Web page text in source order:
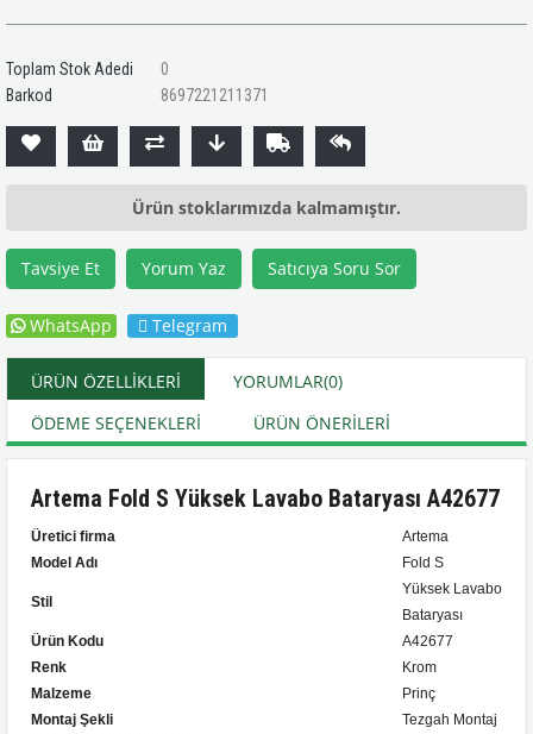
Toplam Stok Adedi
0
Barkod
8697221211371
Ürün stoklarımızda kalmamıştır.
Tavsiye Et Yorum Yaz Satıcıya Soru Sor
WhatsApp Telegram
ÜRÜN ÖZELLIKLERI YORUMLAR(0)
ÖDEME SEÇENEKLERI
ÜRÜN ÖNERILERI
Artema Fold S Yüksek Lavabo Bataryası A42677
Üretici firma
Artema
Model Adı
Fold S
Stil
Yüksek Lavabo
Bataryası
Ürün Kodu
A42677
Renk
Krom
Malzeme
Prinç
Montaj Şekli
Tezgah Montaj